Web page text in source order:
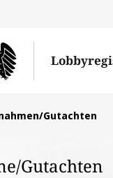
Gutachten
Gutachten